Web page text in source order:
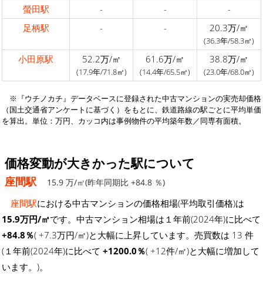
螢田駅
- -
-
足柄駅
- - 20.3万/㎡
(36.3年/58.3㎡)
小田原駅 52.2万/㎡
(17.9年/71.8㎡)
61.6万/㎡
(14.4年/65.5㎡)
38.8万/㎡
(23.0年/68.0㎡)
※『ウチノカチ』データベースに登録された中古マンションの実売却価格
（国土交通省アンケートに基づく）をもとに、鉄道路線の駅ごとに平均単価
を算出。単位：万円、カッコ内は事例物件の平均築年数／同専有面積。
価格変動が大きかった駅について
座間駅 15.9 万/㎡(昨年同期比 +84.8 ％)
座間駅における中古マンションの価格相場(平均取引価格)は
15.9万円/㎡です。中古マンション相場は１年前(2024年)に比べて
+84.8％( +7.3万円/㎡)と大幅に上昇しています。売買数は 13 件
(１年前(2024年)に比べて +1200.0％( +12件/㎡)と大幅に増加して
います。)。